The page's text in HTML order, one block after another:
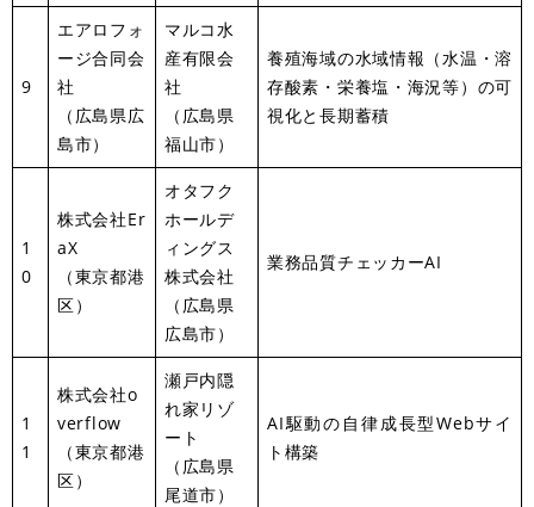
9
エアロフォ
ージ合同会
社
（広島県広
島市）
マルコ水
産有限会
社
（広島県
福山市）
養殖海域の水域情報（水温・溶
存酸素・栄養塩・海況等）の可
視化と長期蓄積
1
0
株式会社Er
aX
（東京都港
区）
オタフク
ホールデ
ィングス
株式会社
（広島県
広島市）
業務品質チェッカーAI
1
1
株式会社o
verflow
（東京都港
区）
瀬戸内隠
れ家リゾ
ート
（広島県
尾道市）
AI駆動の自律成長型Webサイ
ト構築